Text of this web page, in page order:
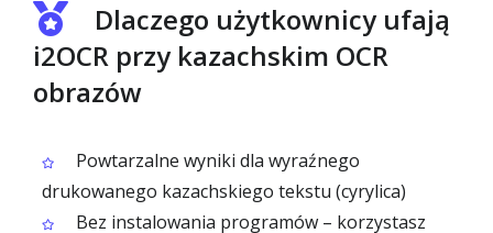
Dlaczego użytkownicy ufają
i2OCR przy kazachskim OCR
obrazów
Powtarzalne wyniki dla wyraźnego
drukowanego kazachskiego tekstu (cyrylica)
Bez instalowania programów – korzystasz